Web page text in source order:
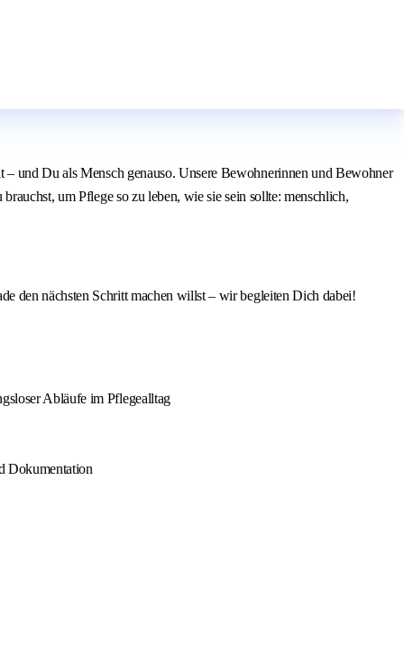
und Du als Mensch genauso. Unsere Bewohnerinnen und Bewohner
um Pflege so zu leben, wie sie sein sollte: menschlich,
den nächsten Schritt machen willst – wir begleiten Dich dabei!
Abläufe im Pflegealltag
Dokumentation